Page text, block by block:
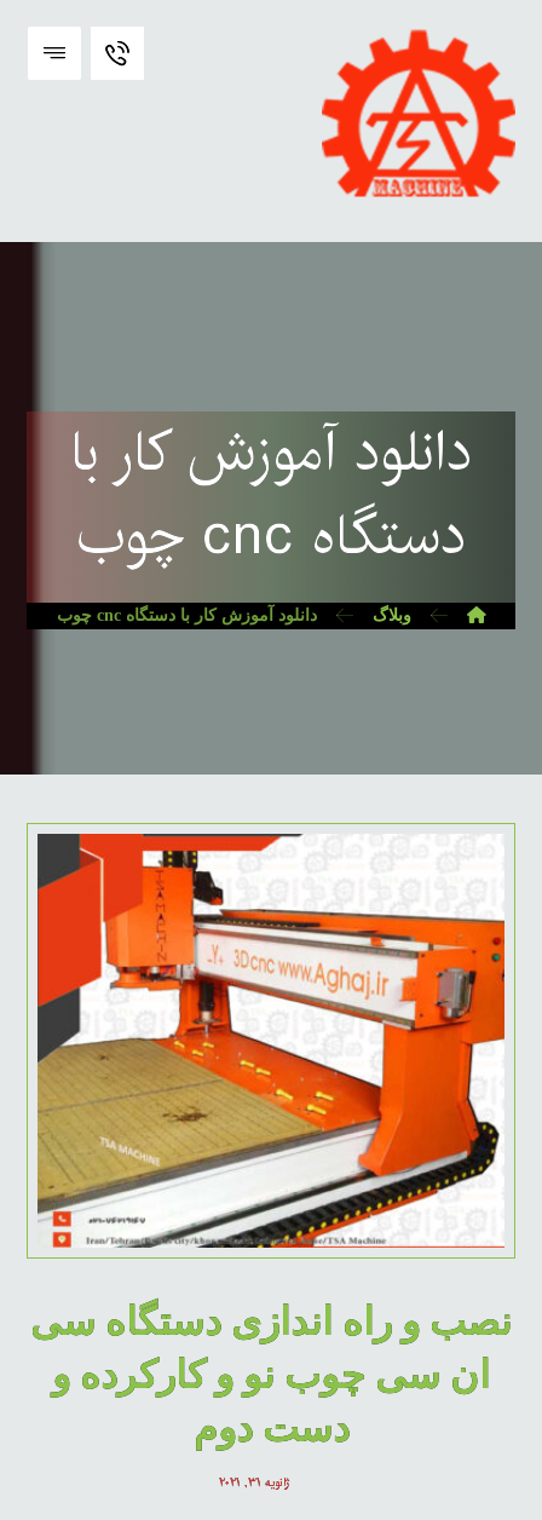
دانلود آموزش کار با
دستگاه cnc چوب
وبلاگ دانلود آموزش کار با دستگاه cnc چوب
نصب و راه اندازی دستگاه سی
ان سی چوب نو و کارکرده و
دست دوم
ژانویه ۳۱, ۲۰۲۱